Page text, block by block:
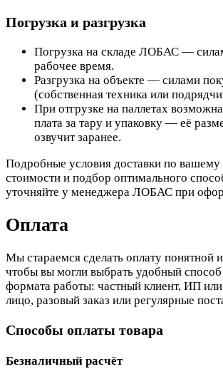
Погрузка и разгрузка
Погрузка на складе ЛОБАС —
рабочее время.
Разгрузка на объекте — силами
(собственная техника или
При отгрузке на паллетах
плата за тару и упаковку — её
озвучит заранее.
Подробные условия доставки по вашему
стоимости и подбор оптимального
уточняйте у менеджера ЛОБАС при
Оплата
Мы стараемся сделать оплату понятной
чтобы вы могли выбрать удобный
формата работы: частный клиент, ИП
лицо, разовый заказ или регулярные
Способы оплаты товара
Безналичный расчёт